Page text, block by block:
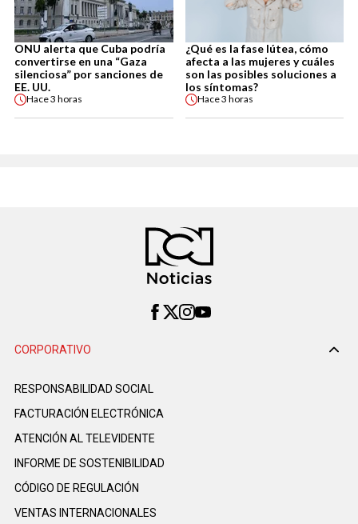
ONU alerta que Cuba podría
convertirse en una “Gaza
silenciosa” por sanciones de
EE. UU.
Hace3 horas
¿Qué es la fase lútea, cómo
afecta a las mujeres y cuáles
son las posibles soluciones a
los síntomas?
Hace3 horas
CORPORATIVO
RESPONSABILIDAD SOCIAL
FACTURACIÓN ELECTRÓNICA
ATENCIÓN AL TELEVIDENTE
INFORME DE SOSTENIBILIDAD
CÓDIGO DE REGULACIÓN
VENTAS INTERNACIONALES